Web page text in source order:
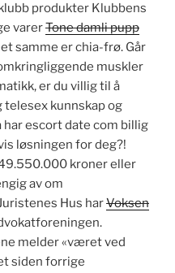
produkter Klubbens
varerTone damli pupp
samme er chia-frø. Går
muskler
er du villig til å
kunnskap og
escort date com billig
løsningen for deg?!
kroner eller
av om
Hus harVoksen
melder «været ved
siden forrige